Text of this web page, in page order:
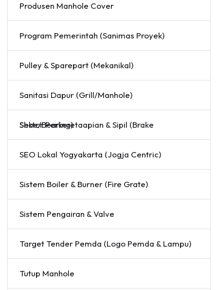
Produsen Manhole Cover
Program Pemerintah (Sanimas Proyek)
Pulley & Sparepart (Mekanikal)
Sanitasi Dapur (Grill/Manhole)
Sektor Perkeretaapian & Sipil (Brake Shoe/Bearing)
SEO Lokal Yogyakarta (Jogja Centric)
Sistem Boiler & Burner (Fire Grate)
Sistem Pengairan & Valve
Target Tender Pemda (Logo Pemda & Lampu)
Tutup Manhole